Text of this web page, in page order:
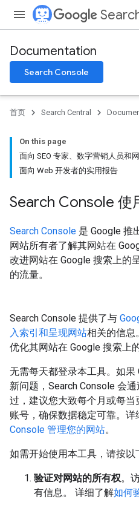
Documentation
Search Console
首页 Search Central
On this page
面向 SEO 专家、数字营销人员和
面向 Web 开发者的实用报告
Search Console 使
Search Console 是 Google 推
网站所有者了解其网站在
改进网站在 Google 搜索上的
的流量。
Search Console 提供了与
入索引和呈现网站相关的信息
优化其网站在 Google 搜索上
无需每天都登录本工具。如果
新问题，Search Console 会
过，建议您大致每个月或每
账号，确保数据稳定可靠。详
Console 管理您的网站。
如需开始使用本工具，请按以
验证对网站的所有权。
有信息。 详细了解如何